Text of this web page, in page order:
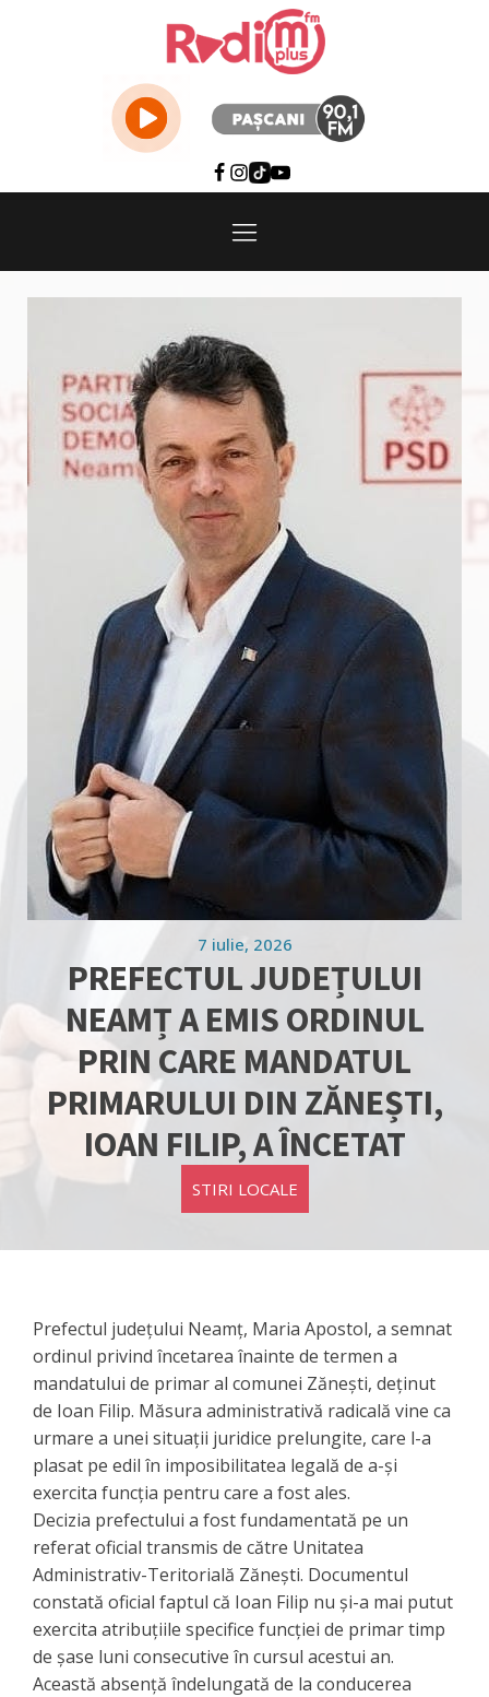
7 iulie, 2026
PREFECTUL JUDEȚULUI
NEAMȚ A EMIS ORDINUL
PRIN CARE MANDATUL
PRIMARULUI DIN ZĂNEȘTI,
IOAN FILIP, A ÎNCETAT
STIRI LOCALE
Prefectul județului Neamț, Maria Apostol, a semnat
ordinul privind încetarea înainte de termen a
mandatului de primar al comunei Zănești, deținut
de Ioan Filip. Măsura administrativă radicală vine ca
urmare a unei situații juridice prelungite, care l-a
plasat pe edil în imposibilitatea legală de a-și
exercita funcția pentru care a fost ales.
Decizia prefectului a fost fundamentată pe un
referat oficial transmis de către Unitatea
Administrativ-Teritorială Zănești. Documentul
constată oficial faptul că Ioan Filip nu și-a mai putut
exercita atribuțiile specifice funcției de primar timp
de șase luni consecutive în cursul acestui an.
Această absență îndelungată de la conducerea